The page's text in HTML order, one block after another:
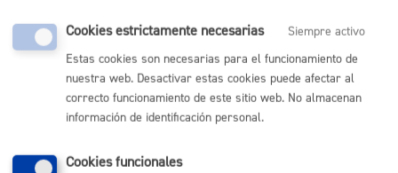
Cantidad a abonar
Gratuito
Plazo de resolución y sentido
Cookies estrictamente necesarias
Siempre activo
Estas cookies son necesarias para el funcionamiento de
nuestra web. Desactivar estas cookies puede afectar al
correcto funcionamiento de este sitio web. No almacenan
información de identificación personal.
Cookies funcionales